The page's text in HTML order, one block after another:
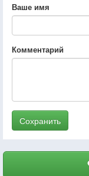
Ваше имя
Комментарий
Сохранить